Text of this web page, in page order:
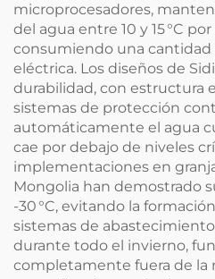
microprocesadores,
del agua entre 10 y 15 °C
consumiendo una
eléctrica. Los diseños de
durabilidad, con estructura
sistemas de protección
automáticamente el agua
cae por debajo de niveles
implementaciones en
Mongolia han demostrado
-30 °C, evitando la
sistemas de
durante todo el invierno,
completamente fuera de la